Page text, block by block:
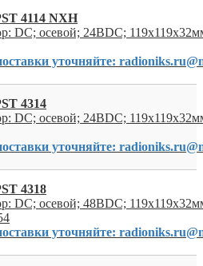
4114 NXH
DC; осевой; 24ВDC;
уточняйте:
4314
DC; осевой; 24ВDC;
уточняйте:
4318
DC; осевой; 48ВDC;
уточняйте: